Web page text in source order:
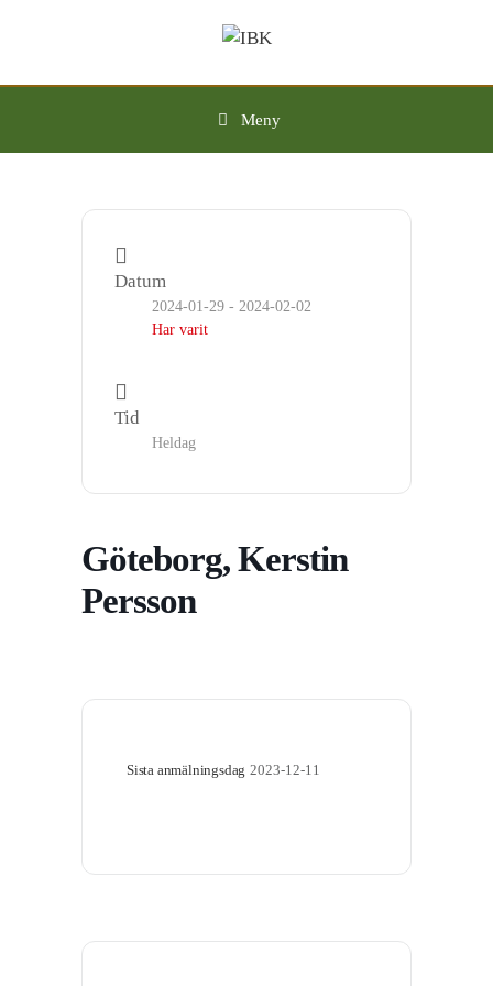
Meny
Datum
2024-01-29 - 2024-02-02
Har varit
Tid
Heldag
Göteborg, Kerstin
Persson
Sista anmälningsdag 2023-12-11